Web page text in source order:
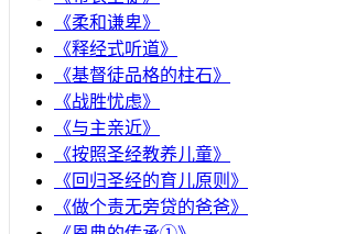
《柔和谦卑》
《释经式听道》
《基督徒品格的柱石》
《战胜忧虑》
《与主亲近》
《按照圣经教养儿童》
《回归圣经的育儿原则》
《做个责无旁贷的爸爸》